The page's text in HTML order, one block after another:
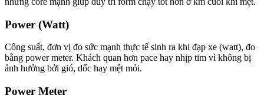
Power (Watt)
Công suất, đơn vị đo sức mạnh thực tế sinh ra khi đạp xe (watt), đo
bằng power meter. Khách quan hơn pace hay nhịp tim vì không bị
ảnh hưởng bởi gió, dốc hay mệt mỏi.
Power Meter